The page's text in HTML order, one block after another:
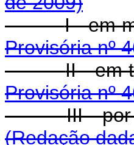
I - em
Provisória nº
II - em
Provisória nº
III -
(Redação